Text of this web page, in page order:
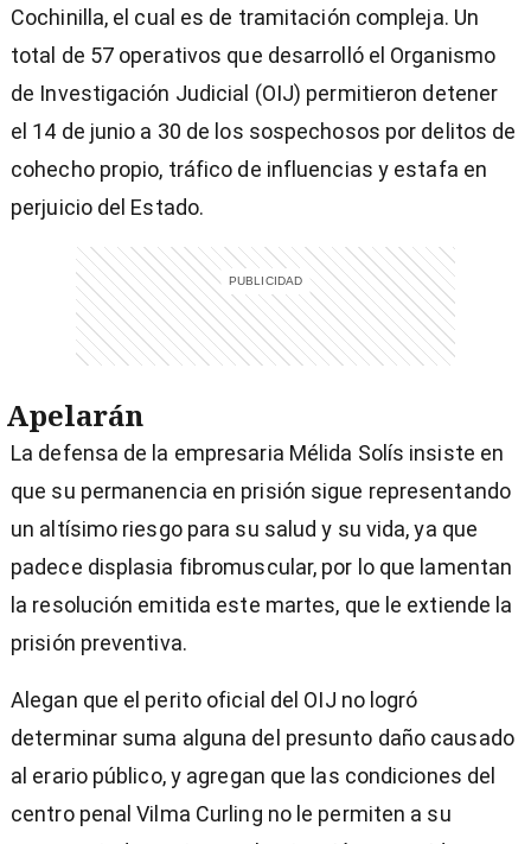
Cochinilla, el cual es de tramitación compleja. Un
total de 57 operativos que desarrolló el Organismo
de Investigación Judicial (OIJ) permitieron detener
el 14 de junio a 30 de los sospechosos por delitos de
cohecho propio, tráfico de influencias y estafa en
perjuicio del Estado.
Apelarán
La defensa de la empresaria Mélida Solís insiste en
que su permanencia en prisión sigue representando
un altísimo riesgo para su salud y su vida, ya que
padece displasia fibromuscular, por lo que lamentan
la resolución emitida este martes, que le extiende la
prisión preventiva.
Alegan que el perito oficial del OIJ no logró
determinar suma alguna del presunto daño causado
al erario público, y agregan que las condiciones del
centro penal Vilma Curling no le permiten a su